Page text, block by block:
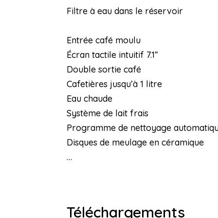
Filtre à eau dans le réservoir
Entrée café moulu
Écran tactile intuitif 7.1”
Double sortie café
Cafetières jusqu’à 1 litre
Eau chaude
Système de lait frais
Programme de nettoyage
Disques de meulage en céramique
…
Téléchargements